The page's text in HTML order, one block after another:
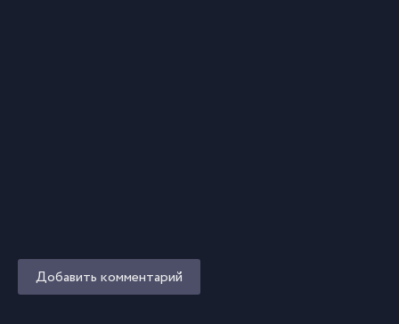
Добавить комментарий